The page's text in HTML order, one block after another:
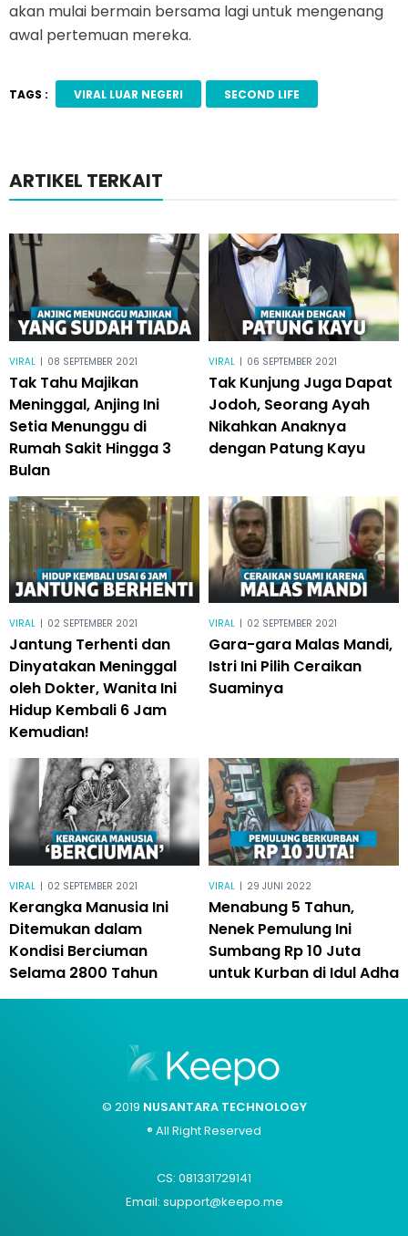
akan mulai bermain bersama lagi untuk mengenang
awal pertemuan mereka.
TAGS : VIRAL LUAR NEGERI SECOND LIFE
ARTIKEL TERKAIT
VIRAL | 08 SEPTEMBER 2021
Tak Tahu Majikan
Meninggal, Anjing Ini
Setia Menunggu di
Rumah Sakit Hingga 3
Bulan
VIRAL | 06 SEPTEMBER 2021
Tak Kunjung Juga Dapat
Jodoh, Seorang Ayah
Nikahkan Anaknya
dengan Patung Kayu
VIRAL | 02 SEPTEMBER 2021
Jantung Terhenti dan
Dinyatakan Meninggal
oleh Dokter, Wanita Ini
Hidup Kembali 6 Jam
Kemudian!
VIRAL | 02 SEPTEMBER 2021
Gara-gara Malas Mandi,
Istri Ini Pilih Ceraikan
Suaminya
VIRAL | 02 SEPTEMBER 2021
Kerangka Manusia Ini
Ditemukan dalam
Kondisi Berciuman
Selama 2800 Tahun
VIRAL | 29 JUNI 2022
Menabung 5 Tahun,
Nenek Pemulung Ini
Sumbang Rp 10 Juta
untuk Kurban di Idul Adha
© 2019 NUSANTARA TECHNOLOGY
® All Right Reserved
CS: 081331729141
Email: support@keepo.me